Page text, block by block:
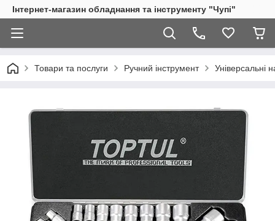
Інтернет-магазин обладнання та інструменту "Чупі"
Товари та послуги Ручний інструмент Універсальні